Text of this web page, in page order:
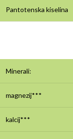
Pantotenska kiselina
Minerali:
magnezij***
kalcij***